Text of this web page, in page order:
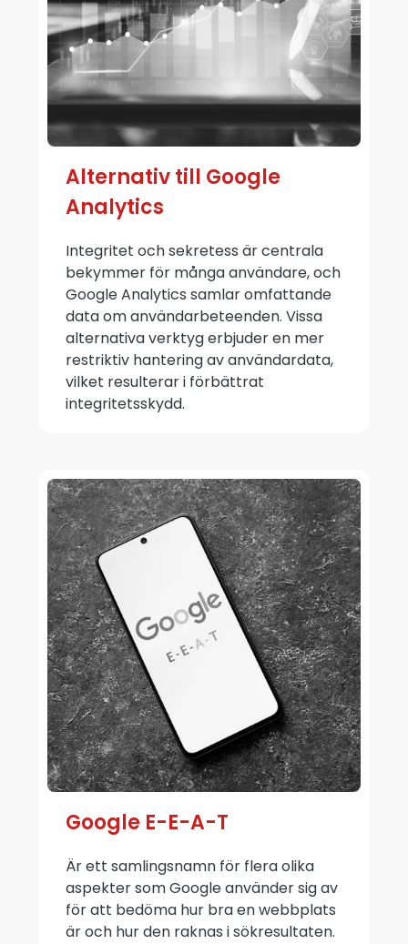
Alternativ till Google
Analytics
Integritet och sekretess är centrala
bekymmer för många användare, och
Google Analytics samlar omfattande
data om användarbeteenden. Vissa
alternativa verktyg erbjuder en mer
restriktiv hantering av användardata,
vilket resulterar i förbättrat
integritetsskydd.
Google E-E-A-T
Är ett samlingsnamn för flera olika
aspekter som Google använder sig av
för att bedöma hur bra en webbplats
är och hur den raknas i sökresultaten.